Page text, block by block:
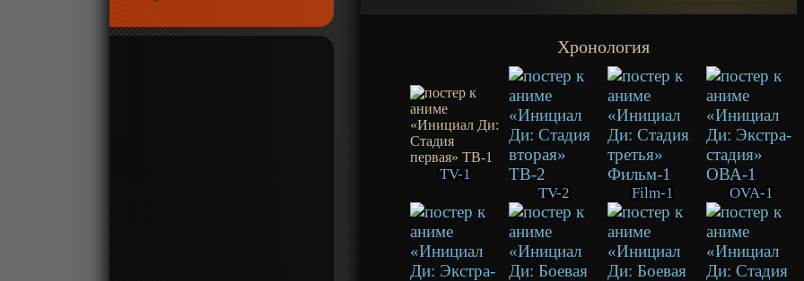
Хронология
TV-1
TV-2
Film-1 OVA-1